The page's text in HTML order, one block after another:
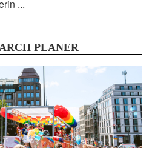
...
PLANER